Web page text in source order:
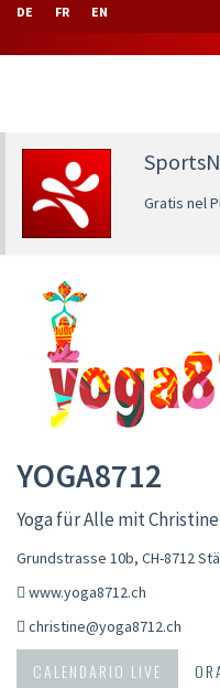
DE FR EN
Gratis nel
YOGA8712
Yoga für Alle mit
Grundstrasse 10b, CH-8712
www.yoga8712.ch
christine@yoga8712.ch
CALENDARIO LIVE